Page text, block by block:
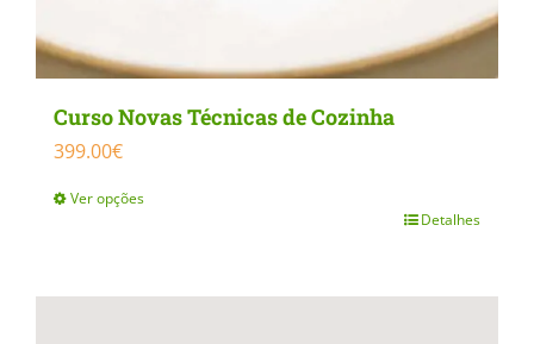
Curso Novas Técnicas de Cozinha
399.00€
Ver opções
has
Detalhes